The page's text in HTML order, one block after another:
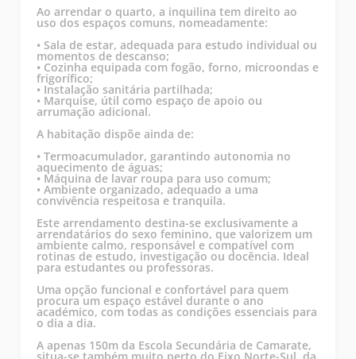
Ao arrendar o quarto, a inquilina tem direito ao
uso dos espaços comuns, nomeadamente:
• Sala de estar, adequada para estudo individual ou
momentos de descanso;
• Cozinha equipada com fogão, forno, microondas e
frigorífico;
• Instalação sanitária partilhada;
• Marquise, útil como espaço de apoio ou
arrumação adicional.
A habitação dispõe ainda de:
• Termoacumulador, garantindo autonomia no
aquecimento de águas;
• Máquina de lavar roupa para uso comum;
• Ambiente organizado, adequado a uma
convivência respeitosa e tranquila.
Este arrendamento destina-se exclusivamente a
arrendatários do sexo feminino, que valorizem um
ambiente calmo, responsável e compatível com
rotinas de estudo, investigação ou docência. Ideal
para estudantes ou professoras.
Uma opção funcional e confortável para quem
procura um espaço estável durante o ano
académico, com todas as condições essenciais para
o dia a dia.
A apenas 150m da Escola Secundária de Camarate,